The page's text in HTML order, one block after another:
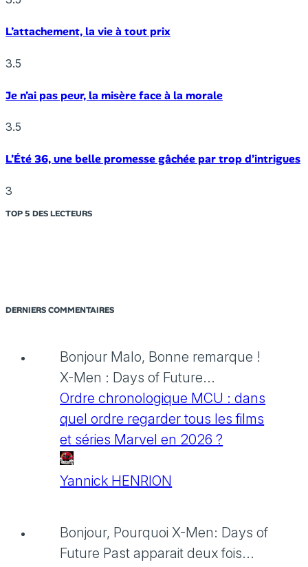
L’attachement, la vie à tout prix
3.5
Je n’ai pas peur, la misère face à la morale
3.5
L’Été 36, une belle promesse gâchée par trop d’intrigues
3
TOP 5 DES LECTEURS
DERNIERS COMMENTAIRES
Bonjour Malo, Bonne remarque !
X-Men : Days of Future...
Ordre chronologique MCU : dans
quel ordre regarder tous les films
et séries Marvel en 2026 ?
Yannick HENRION
Bonjour, Pourquoi X-Men: Days of
Future Past apparait deux fois...